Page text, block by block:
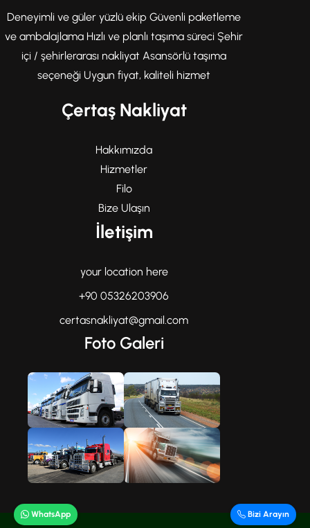
Deneyimli ve güler yüzlü ekip Güvenli paketleme
ve ambalajlama Hızlı ve planlı taşıma süreci Şehir
içi / şehirlerarası nakliyat Asansörlü taşıma
seçeneği Uygun fiyat, kaliteli hizmet
Çertaş Nakliyat
Hakkımızda
Hizmetler
Filo
Bize Ulaşın
İletişim
your location here
+90 05326203906
certasnakliyat@gmail.com
Foto Galeri
Bizi Arayın
WhatsApp